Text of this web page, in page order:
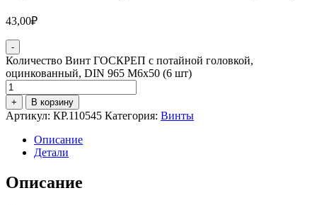
43,00₽
-
Количество Винт ГОСКРЕП с потайной головкой,
оцинкованный, DIN 965 М6х50 (6 шт)
+ В корзину
Артикул: КР.110545 Категория: Винты
Описание
Детали
Описание